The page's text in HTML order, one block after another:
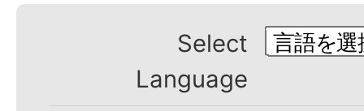
Select
Language